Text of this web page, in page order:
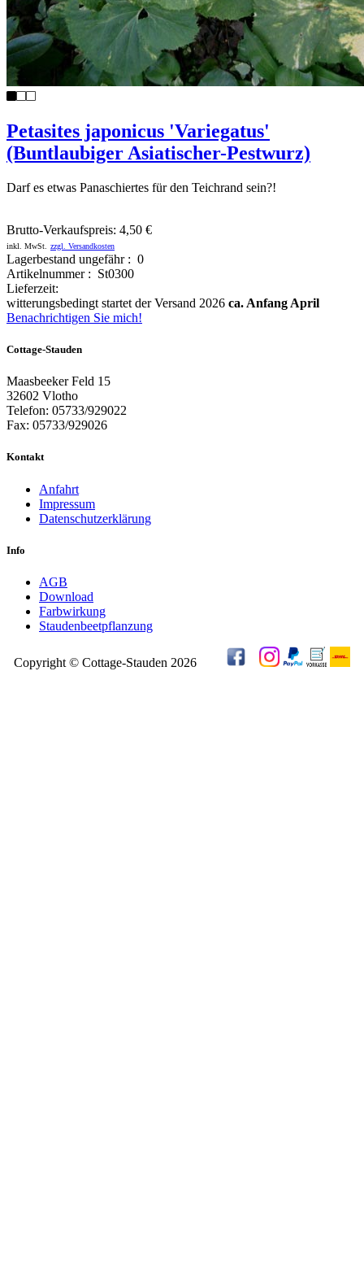
Petasites japonicus 'Variegatus'
(Buntlaubiger Asiatischer-Pestwurz)
Darf es etwas Panaschiertes für den Teichrand sein?!
Brutto-Verkaufspreis: 4,50 €
inkl. MwSt. zzgl. Versandkosten
Lagerbestand ungefähr : 0
Artikelnummer : St0300
Lieferzeit:
witterungsbedingt startet der Versand 2026 ca. Anfang April
Benachrichtigen Sie mich!
Cottage-Stauden
Maasbeeker Feld 15
32602 Vlotho
Telefon: 05733/929022
Fax: 05733/929026
Kontakt
Anfahrt
Impressum
Datenschutzerklärung
Info
AGB
Download
Farbwirkung
Staudenbeetpflanzung
Copyright © Cottage-Stauden 2026